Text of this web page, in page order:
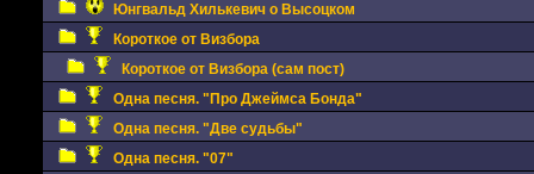
Юнгвальд Хилькевич о Высоцком
Короткое от Визбора
Короткое от Визбора (сам пост)
Одна песня. "Про Джеймса Бонда"
Одна песня. "Две судьбы"
Одна песня. "07"